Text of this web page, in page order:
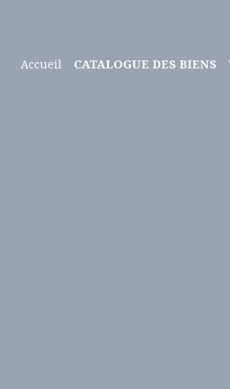
Accueil CATALOGUE DES BIENS